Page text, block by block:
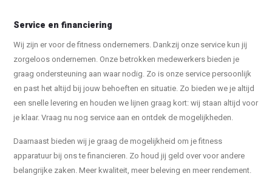
Service en financiering
Wij zijn er voor de fitness ondernemers. Dankzij onze service kun jij
zorgeloos ondernemen. Onze betrokken medewerkers bieden je
graag ondersteuning aan waar nodig. Zo is onze service persoonlijk
en past het altijd bij jouw behoeften en situatie. Zo bieden we je altijd
een snelle levering en houden we lijnen graag kort: wij staan altijd voor
je klaar. Vraag nu nog service aan en ontdek de mogelijkheden.
Daarnaast bieden wij je graag de mogelijkheid om je fitness
apparatuur bij ons te financieren. Zo houd jij geld over voor andere
belangrijke zaken. Meer kwaliteit, meer beleving en meer rendement.